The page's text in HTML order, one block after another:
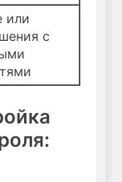
или
с